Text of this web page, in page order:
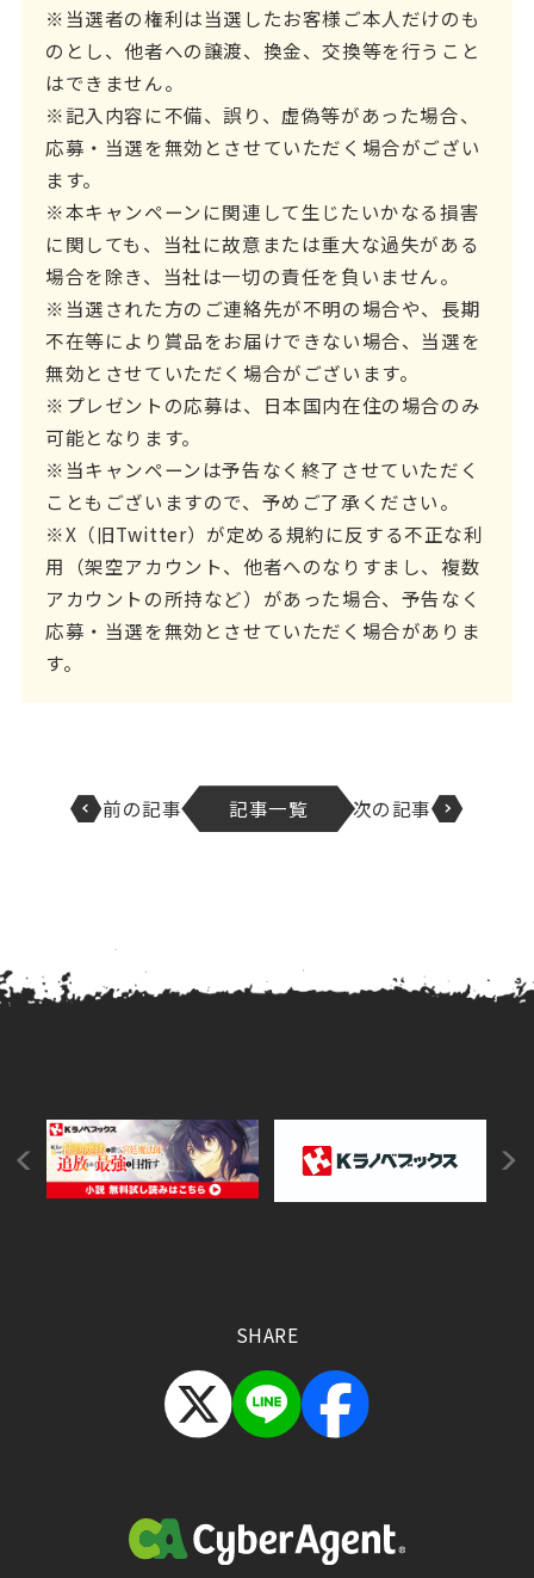
※当選者の権利は当選したお客様ご本人だけのも
のとし、他者への譲渡、換金、交換等を行うこと
はできません。
※記入内容に不備、誤り、虚偽等があった場合、
応募・当選を無効とさせていただく場合がござい
ます。
※本キャンペーンに関連して生じたいかなる損害
に関しても、当社に故意または重大な過失がある
場合を除き、当社は一切の責任を負いません。
※当選された方のご連絡先が不明の場合や、長期
不在等により賞品をお届けできない場合、当選を
無効とさせていただく場合がございます。
※プレゼントの応募は、日本国内在住の場合のみ
可能となります。
※当キャンペーンは予告なく終了させていただく
こともございますので、予めご了承ください。
※X（旧Twitter）が定める規約に反する不正な利
用（架空アカウント、他者へのなりすまし、複数
アカウントの所持など）があった場合、予告なく
応募・当選を無効とさせていただく場合がありま
す。
前の記事 記事一覧 次の記事
SHARE